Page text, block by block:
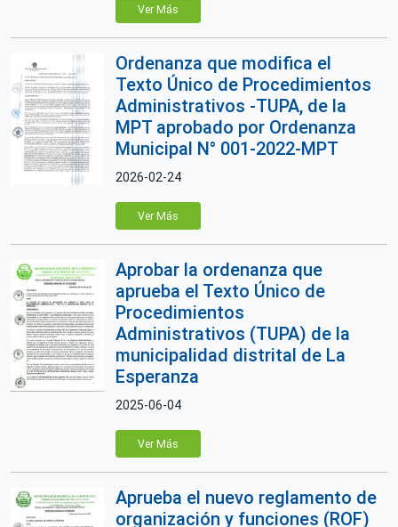
Ver Más
Ordenanza que modifica el
Texto Único de Procedimientos
Administrativos -TUPA, de la
MPT aprobado por Ordenanza
Municipal N° 001-2022-MPT
2026-02-24
Ver Más
Aprobar la ordenanza que
aprueba el Texto Único de
Procedimientos
Administrativos (TUPA) de la
municipalidad distrital de La
Esperanza
2025-06-04
Ver Más
Aprueba el nuevo reglamento de
organización y funciones (ROF)